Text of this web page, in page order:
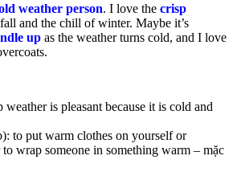
weather person. I love the crisp
and the chill of winter. Maybe it’s
up as the weather turns cold, and I love
weather is pleasant because it is cold and
to put warm clothes on yourself or
to wrap someone in something warm – mặc